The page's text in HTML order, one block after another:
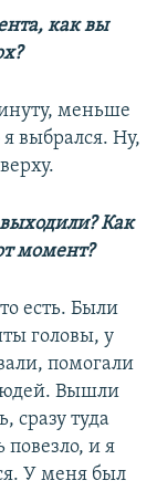
как вы
меньше
выбрался. Ну,
Как
момент?
есть. Были
головы, у
помогали
Вышли
сразу туда
и я
У меня был